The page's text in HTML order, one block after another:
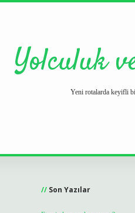
Yolculuk
Yeni rotalarda keyifli
Son Yazılar